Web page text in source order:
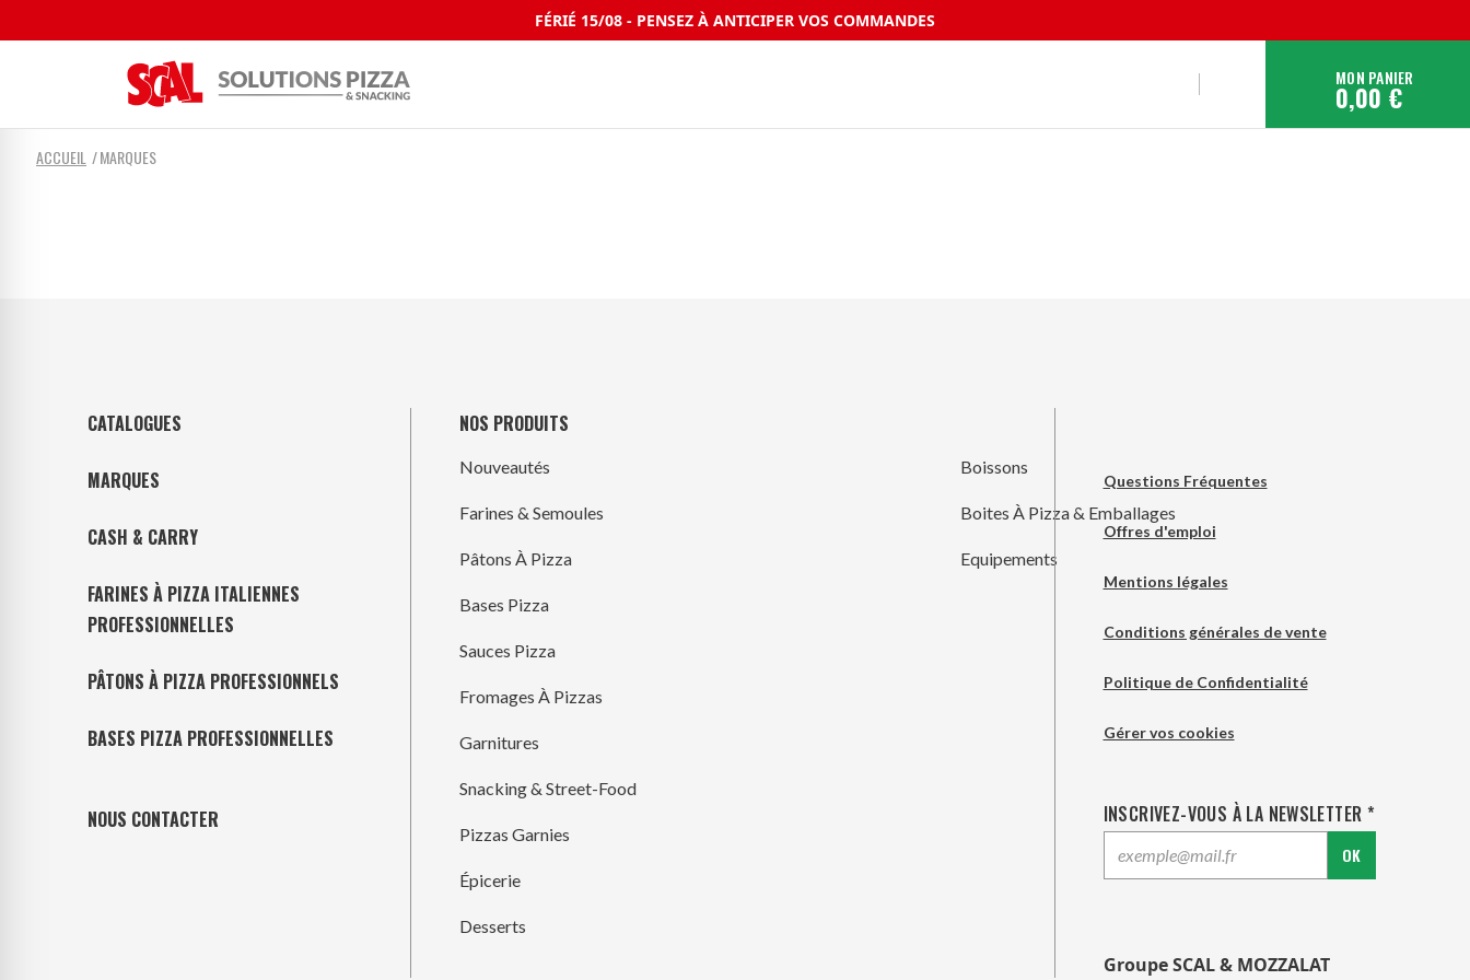
FÉRIÉ 15/08 - PENSEZ À ANTICIPER VOS COMMANDES
MON PANIER
0,00 €
ACCUEIL MARQUES
CATALOGUES
MARQUES
CASH & CARRY
FARINES À PIZZA ITALIENNES
PROFESSIONNELLES
PÂTONS À PIZZA PROFESSIONNELS
BASES PIZZA PROFESSIONNELLES
NOUS CONTACTER
NOS PRODUITS
Nouveautés
Farines & Semoules
Pâtons À Pizza
Bases Pizza
Sauces Pizza
Fromages À Pizzas
Garnitures
Snacking & Street-Food
Pizzas Garnies
Épicerie
Desserts
Boissons
Boites À Pizza & Emballages
Equipements
Questions Fréquentes
Offres d'emploi
Mentions légales
Conditions générales de vente
Politique de Confidentialité
Gérer vos cookies
INSCRIVEZ-VOUS À LA NEWSLETTER *
OK
Groupe SCAL & MOZZALAT